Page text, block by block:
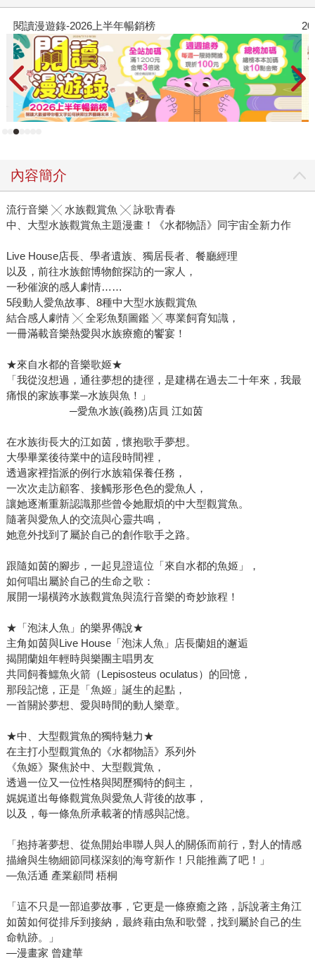
閱讀漫遊錄-2026上半年暢銷榜
內容簡介
流行音樂 ╳ 水族觀賞魚 ╳ 詠歌青春
中、大型水族觀賞魚主題漫畫！《水都物語》同宇宙全新力作
Live House店長、學者遺族、獨居長者、餐廳經理
以及，前往水族館博物館探訪的一家人，
一秒催淚的感人劇情……
5段動人愛魚故事、8種中大型水族觀賞魚
結合感人劇情 ╳ 全彩魚類圖鑑 ╳ 專業飼育知識，
一冊滿載音樂熱愛與水族療癒的饗宴！
★來自水都的音樂歌姬★
「我從沒想過，通往夢想的捷徑，是建構在過去二十年來，我最
痛恨的家族事業─水族與魚！」
─愛魚水族(義務)店員 江如茵
在水族街長大的江如茵，懷抱歌手夢想。
大學畢業後待業中的這段時間裡，
透過家裡指派的例行水族箱保養任務，
一次次走訪顧客、接觸形形色色的愛魚人，
讓她逐漸重新認識那些曾令她厭煩的中大型觀賞魚。
隨著與愛魚人的交流與心靈共鳴，
她意外找到了屬於自己的創作歌手之路。
跟隨如茵的腳步，一起見證這位「來自水都的魚姬」，
如何唱出屬於自己的生命之歌：
展開一場橫跨水族觀賞魚與流行音樂的奇妙旅程！
★「泡沫人魚」的樂界傳說★
主角如茵與Live House「泡沫人魚」店長蘭姐的邂逅
揭開蘭姐年輕時與樂團主唱男友
共同飼養鱷魚火箭（Lepisosteus oculatus）的回憶，
那段記憶，正是「魚姬」誕生的起點，
一首關於夢想、愛與時間的動人樂章。
★中、大型觀賞魚的獨特魅力★
在主打小型觀賞魚的《水都物語》系列外
《魚姬》聚焦於中、大型觀賞魚，
透過一位又一位性格與閱歷獨特的飼主，
娓娓道出每條觀賞魚與愛魚人背後的故事，
以及，每一條魚所承載著的情感與記憶。
「抱持著夢想、從魚開始串聯人與人的關係而前行，對人的情感
描繪與生物細節同樣深刻的海穹新作！只能推薦了吧！」
—魚活通 產業顧問 梧桐
「這不只是一部追夢故事，它更是一條療癒之路，訴說著主角江
如茵如何從排斥到接納，最終藉由魚和歌聲，找到屬於自己的生
命軌跡。」
—漫畫家 曾建華